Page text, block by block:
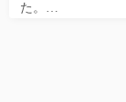
た。…